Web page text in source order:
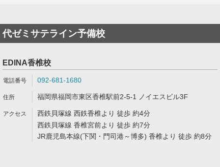
代ゼミサテライン予備校
EDINA香椎校
092-681-1680
福岡県福岡市東区香椎駅前2-5-1 ノイエスビル3F
西鉄貝塚線 西鉄香椎より 徒歩 約4分
西鉄貝塚線 香椎宮前より 徒歩 約7分
JR鹿児島本線(下関・門司港～博多) 香椎より 徒歩 約8分